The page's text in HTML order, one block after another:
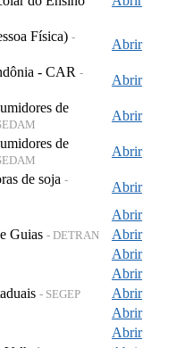
Física) -
Abrir
- CAR -
Abrir
de
Abrir
de
Abrir
de soja -
Abrir
Abrir
Guias - DETRAN
Abrir
Abrir
Abrir
- SEGEP
Abrir
Abrir
Abrir